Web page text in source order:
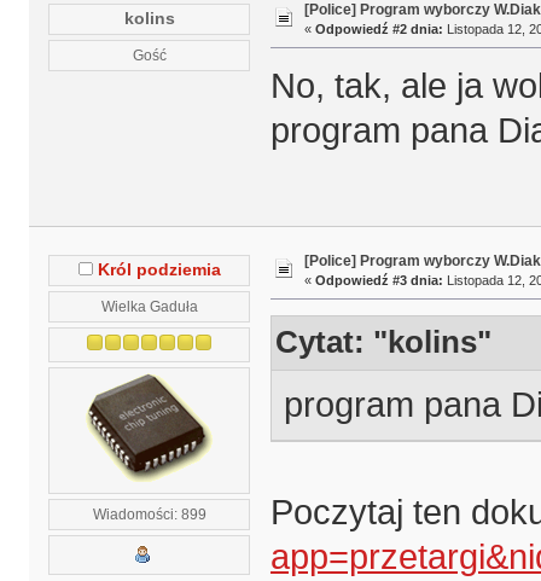
kolins
Gość
[Police] Program wyborczy
« Odpowiedź #2 dnia: Listopada 12,
No, tak, ale ja
program pana
Król podziemia
Wielka Gaduła
Wiadomości: 899
[Police] Program wyborczy
« Odpowiedź #3 dnia: Listopada 12,
Cytat: "kolins"
program pana
Poczytaj ten